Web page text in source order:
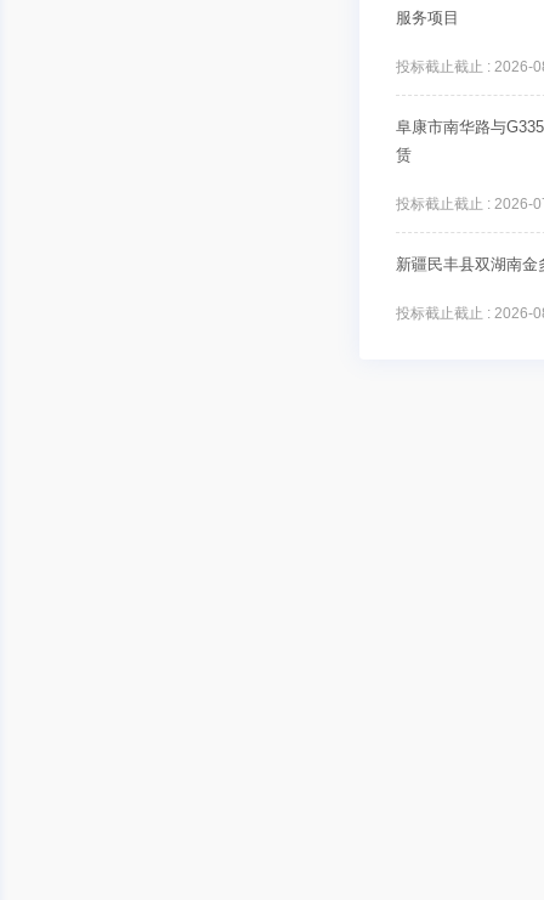
服务项目
投标截止截止 : 2026-
阜康市南华路与
赁
投标截止截止 : 2026-
新疆民丰县双湖南
投标截止截止 : 2026-